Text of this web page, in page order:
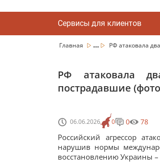
Сервисы для клиентов
Главная ... РФ атаковала
РФ атаковала
пострадавшие
06.06.2026 0 0 78
Российский агрессор
нарушив нормы
восстановлению Украины